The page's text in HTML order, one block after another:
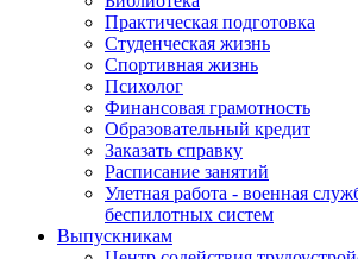
Практическая подготовка
Студенческая жизнь
Спортивная жизнь
Психолог
Финансовая грамотность
Образовательный кредит
Заказать справку
Расписание занятий
Улетная работа - военная
беспилотных систем
Выпускникам